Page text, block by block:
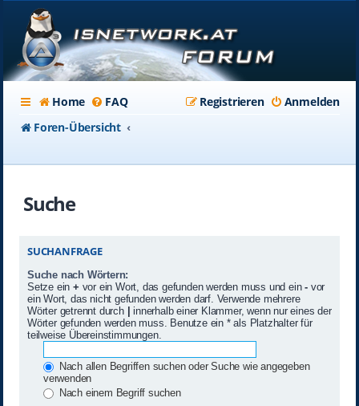
Home FAQ Anmelden
Registrieren
Foren-Übersicht
Suche
SUCHANFRAGE
Suche nach Wörtern:
Setze ein + vor ein Wort, das gefunden werden muss und ein-vor
ein Wort, das nicht gefunden werden darf. Verwende mehrere
Wörter getrennt durch | innerhalb einer Klammer, wenn nur eines der
Wörter gefunden werden muss. Benutze ein * als Platzhalter für
teilweise Übereinstimmungen.
Nach allen Begriffen suchen oder Suche wie angegeben
verwenden
Nach einem Begriff suchen